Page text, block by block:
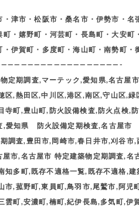
・津市・松阪市・桑名市・伊勢市・
町・嬉野町・河芸町・長島町・大安
・伊賀町・多度町・海山町・南勢町
定期調査,マーテック,愛知県,名古
区,熱田区,中川区,港区,南区,守山区,
寺町,豊山町,防火設備検査,防火点検,
,愛知県 防火設備定期検査,名古屋
調査,豊田市,岡崎市,春日井市,刈谷
市,名古屋市 特定建築物定期調査,
知多町,既存不適格一覧,既存不適格,
市,菰野町,東員町,鳥羽市,尾鷲市,阿
雲町,安濃町,楠町,紀伊長島,多気町,